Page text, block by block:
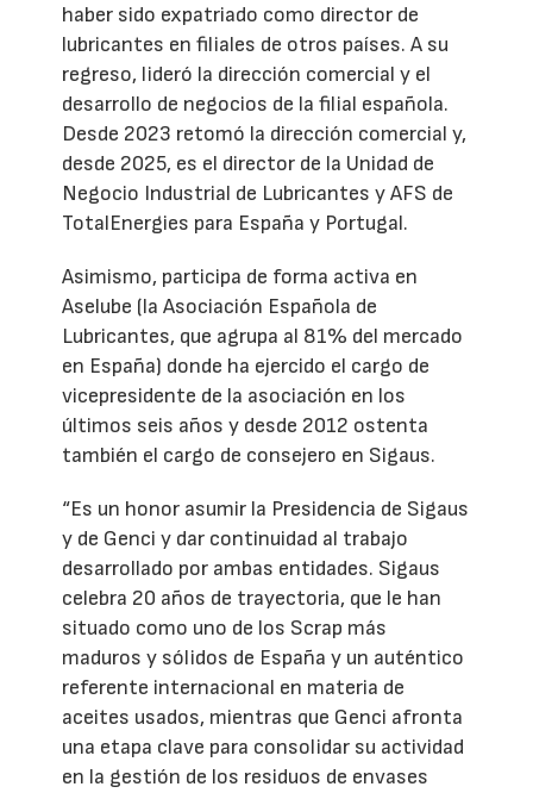
haber sido expatriado como director de
lubricantes en filiales de otros países. A su
regreso, lideró la dirección comercial y el
desarrollo de negocios de la filial española.
Desde 2023 retomó la dirección comercial y,
desde 2025, es el director de la Unidad de
Negocio Industrial de Lubricantes y AFS de
TotalEnergies para España y Portugal.
Asimismo, participa de forma activa en
Aselube (la Asociación Española de
Lubricantes, que agrupa al 81% del mercado
en España) donde ha ejercido el cargo de
vicepresidente de la asociación en los
últimos seis años y desde 2012 ostenta
también el cargo de consejero en Sigaus.
“Es un honor asumir la Presidencia de Sigaus
y de Genci y dar continuidad al trabajo
desarrollado por ambas entidades. Sigaus
celebra 20 años de trayectoria, que le han
situado como uno de los Scrap más
maduros y sólidos de España y un auténtico
referente internacional en materia de
aceites usados, mientras que Genci afronta
una etapa clave para consolidar su actividad
en la gestión de los residuos de envases